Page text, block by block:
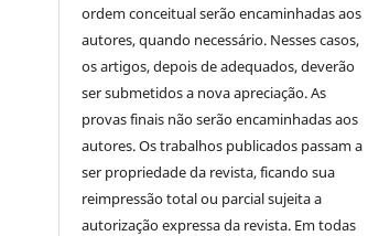
ordem conceitual serão encaminhadas aos
autores, quando necessário. Nesses casos,
os artigos, depois de adequados, deverão
ser submetidos a nova apreciação. As
provas finais não serão encaminhadas aos
autores. Os trabalhos publicados passam a
ser propriedade da revista, ficando sua
reimpressão total ou parcial sujeita a
autorização expressa da revista. Em todas